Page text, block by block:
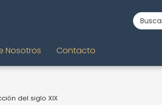
Nosotros Contacto
del siglo XIX